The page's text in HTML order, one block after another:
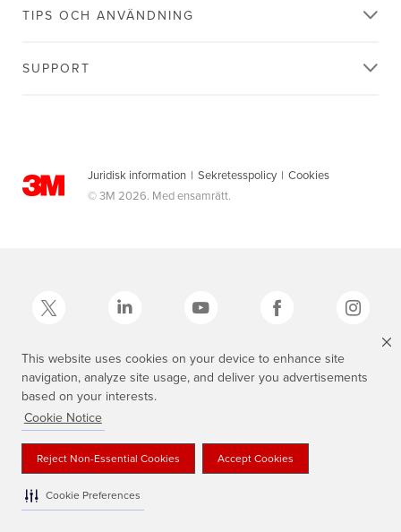
This website uses cookies on your device to enhance site
navigation, analyze site usage, and deliver you advertisements
based on your interests.
Cookie Notice
Reject Non-Essential Cookies Accept Cookies
Cookie Preferences
TIPS OCH ANVÄNDNING
SUPPORT
Juridisk information | Sekretesspolicy | Cookies
© 3M 2026. Med ensamrätt.
3M, Scotch®, Magic och den skotskrutiga designen är varumärken som